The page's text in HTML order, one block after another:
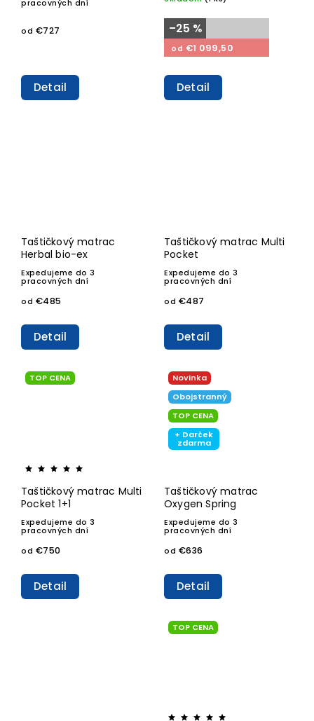
pracovných dní
od €727
Detail
–25 %
od €1 099,50
Detail
Taštičkový matrac
Herbal bio-ex
Expedujeme do 3
pracovných dní
od €485
Detail
Taštičkový matrac Multi
Pocket
Expedujeme do 3
pracovných dní
od €487
Detail
TOP CENA
Taštičkový matrac Multi
Pocket 1+1
Expedujeme do 3
pracovných dní
od €750
Detail
Novinka
Obojstranný
TOP CENA
+ Darček
zdarma
Taštičkový matrac
Oxygen Spring
Expedujeme do 3
pracovných dní
od €636
Detail
TOP CENA